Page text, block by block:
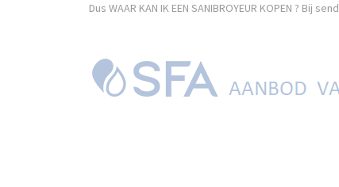
Dus WAAR KAN IK EEN SANIBROYEUR KOPEN ?